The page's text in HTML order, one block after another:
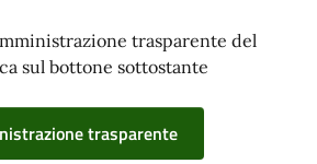
trasparente del
sul bottone sottostante
trasparente